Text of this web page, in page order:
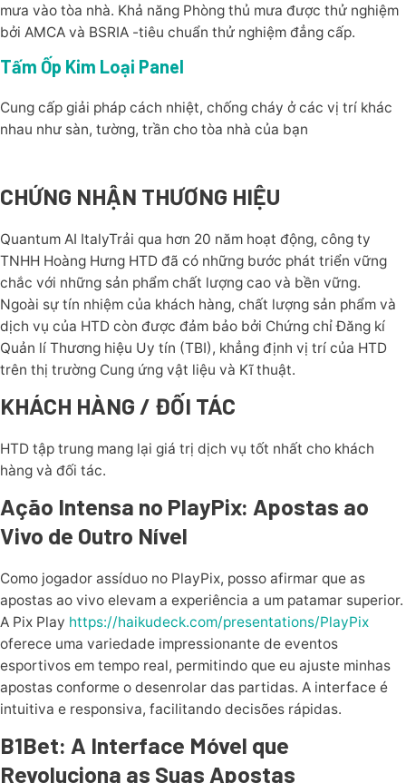
mưa vào tòa nhà. Khả năng Phòng thủ mưa được thử nghiệm
bởi AMCA và BSRIA -tiêu chuẩn thử nghiệm đẳng cấp.
Tấm Ốp Kim Loại Panel
Cung cấp giải pháp cách nhiệt, chống cháy ở các vị trí khác
nhau như sàn, tường, trần cho tòa nhà của bạn
CHỨNG NHẬN THƯƠNG HIỆU
Quantum AI ItalyTrải qua hơn 20 năm hoạt động, công ty
TNHH Hoàng Hưng HTD đã có những bước phát triển vững
chắc với những sản phẩm chất lượng cao và bền vững.
Ngoài sự tín nhiệm của khách hàng, chất lượng sản phẩm và
dịch vụ của HTD còn được đảm bảo bởi Chứng chỉ Đăng kí
Quản lí Thương hiệu Uy tín (TBI), khẳng định vị trí của HTD
trên thị trường Cung ứng vật liệu và Kĩ thuật.
KHÁCH HÀNG / ĐỐI TÁC
HTD tập trung mang lại giá trị dịch vụ tốt nhất cho khách
hàng và đối tác.
Ação Intensa no PlayPix: Apostas ao
Vivo de Outro Nível
Como jogador assíduo no PlayPix, posso afirmar que as
apostas ao vivo elevam a experiência a um patamar superior.
A Pix Play https://haikudeck.com/presentations/PlayPix
oferece uma variedade impressionante de eventos
esportivos em tempo real, permitindo que eu ajuste minhas
apostas conforme o desenrolar das partidas. A interface é
intuitiva e responsiva, facilitando decisões rápidas.
B1Bet: A Interface Móvel que
Revoluciona as Suas Apostas